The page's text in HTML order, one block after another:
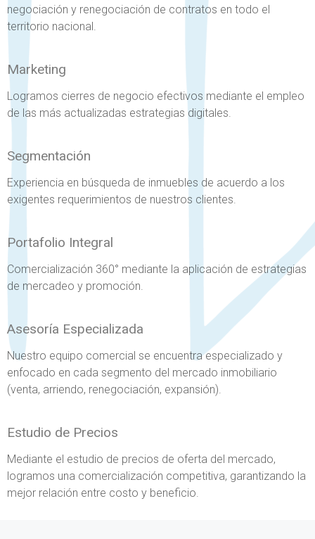
negociación y renegociación de contratos en todo el
territorio nacional.
Marketing
Logramos cierres de negocio efectivos mediante el empleo
de las más actualizadas estrategias digitales.
Segmentación
Experiencia en búsqueda de inmuebles de acuerdo a los
exigentes requerimientos de nuestros clientes.
Portafolio Integral
Comercialización 360° mediante la aplicación de estrategias
de mercadeo y promoción.
Asesoría Especializada
Nuestro equipo comercial se encuentra especializado y
enfocado en cada segmento del mercado inmobiliario
(venta, arriendo, renegociación, expansión).
Estudio de Precios
Mediante el estudio de precios de oferta del mercado,
logramos una comercialización competitiva, garantizando la
mejor relación entre costo y beneficio.